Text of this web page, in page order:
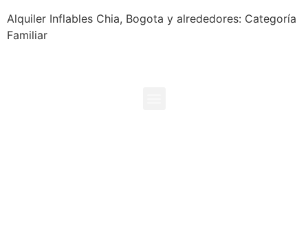
Alquiler Inflables Chia, Bogota y alrededores: Categoría
Familiar